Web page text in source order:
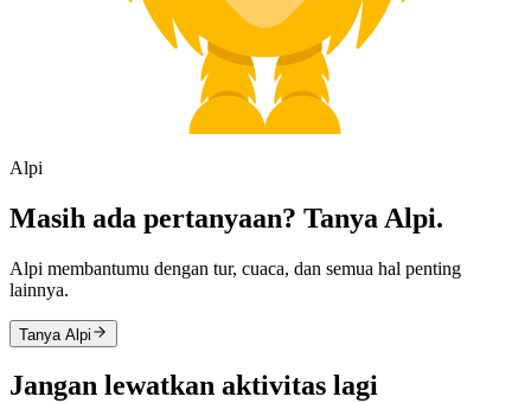
Alpi
Masih ada pertanyaan? Tanya Alpi.
Alpi membantumu dengan tur, cuaca, dan semua hal penting
lainnya.
Tanya Alpi
Jangan lewatkan aktivitas lagi